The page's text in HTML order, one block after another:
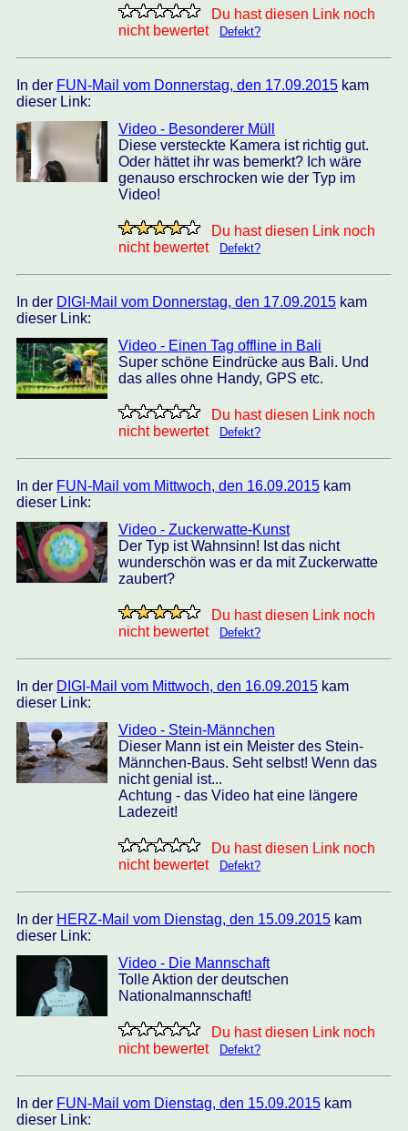
Du hast diesen Link noch
nicht bewertet
Defekt?
In der FUN-Mail vom Donnerstag, den 17.09.2015 kam
dieser Link:
Video - Besonderer Müll
Diese versteckte Kamera ist richtig gut.
Oder hättet ihr was bemerkt? Ich wäre
genauso erschrocken wie der Typ im
Video!
Du hast diesen Link noch
nicht bewertet
Defekt?
In der DIGI-Mail vom Donnerstag, den 17.09.2015 kam
dieser Link:
Video - Einen Tag offline in Bali
Super schöne Eindrücke aus Bali. Und
das alles ohne Handy, GPS etc.
Du hast diesen Link noch
nicht bewertet
Defekt?
In der FUN-Mail vom Mittwoch, den 16.09.2015 kam
dieser Link:
Video - Zuckerwatte-Kunst
Der Typ ist Wahnsinn! Ist das nicht
wunderschön was er da mit Zuckerwatte
zaubert?
Du hast diesen Link noch
nicht bewertet
Defekt?
In der DIGI-Mail vom Mittwoch, den 16.09.2015 kam
dieser Link:
Video - Stein-Männchen
Dieser Mann ist ein Meister des Stein-
Männchen-Baus. Seht selbst! Wenn das
nicht genial ist...
Achtung - das Video hat eine längere
Ladezeit!
Du hast diesen Link noch
nicht bewertet
Defekt?
In der HERZ-Mail vom Dienstag, den 15.09.2015 kam
dieser Link:
Video - Die Mannschaft
Tolle Aktion der deutschen
Nationalmannschaft!
Du hast diesen Link noch
nicht bewertet
Defekt?
In der FUN-Mail vom Dienstag, den 15.09.2015 kam
dieser Link: